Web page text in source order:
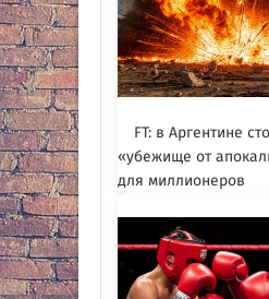
FT: в Аргентине
«убежище от
для миллионеров